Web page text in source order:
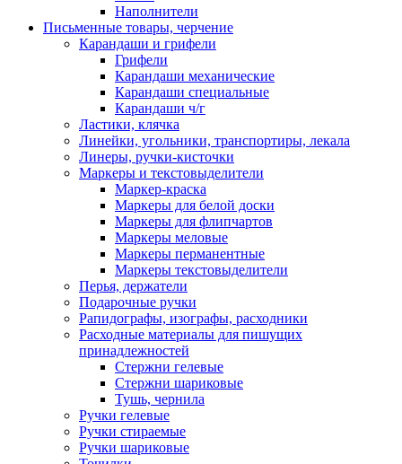
Наполнители
Письменные товары, черчение
Карандаши и грифели
Грифели
Карандаши механические
Карандаши специальные
Карандаши ч/г
Ластики, клячка
Линейки, угольники, транспортиры, лекала
Линеры, ручки-кисточки
Маркеры и текстовыделители
Маркер-краска
Маркеры для белой доски
Маркеры для флипчартов
Маркеры меловые
Маркеры перманентные
Маркеры текстовыделители
Перья, держатели
Подарочные ручки
Рапидографы, изографы, расходники
Расходные материалы для пишущих
принадлежностей
Стержни гелевые
Стержни шариковые
Тушь, чернила
Ручки гелевые
Ручки стираемые
Ручки шариковые